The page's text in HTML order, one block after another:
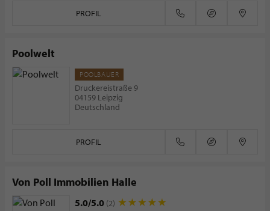
PROFIL
Poolwelt
POOLBAUER
Druckereistraße 9
04159 Leipzig
Deutschland
PROFIL
Von Poll Immobilien Halle
5.0/5.0 (2)